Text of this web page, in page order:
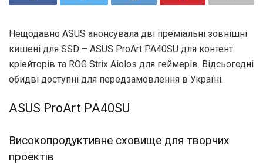
Нещодавно ASUS анонсувала дві преміальні зовнішні
кишені для SSD – ASUS ProArt PA40SU для контент
кріейторів та ROG Strix Aiolos для геймерів. Відсьогодні
обидві доступні для передзамовлення в Україні.
ASUS ProArt PA40SU
Високопродуктивне сховище для творчих
проектів